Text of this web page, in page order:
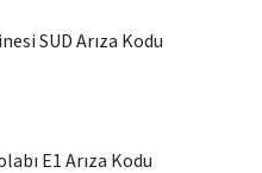
SUD Arıza Kodu
E1 Arıza Kodu